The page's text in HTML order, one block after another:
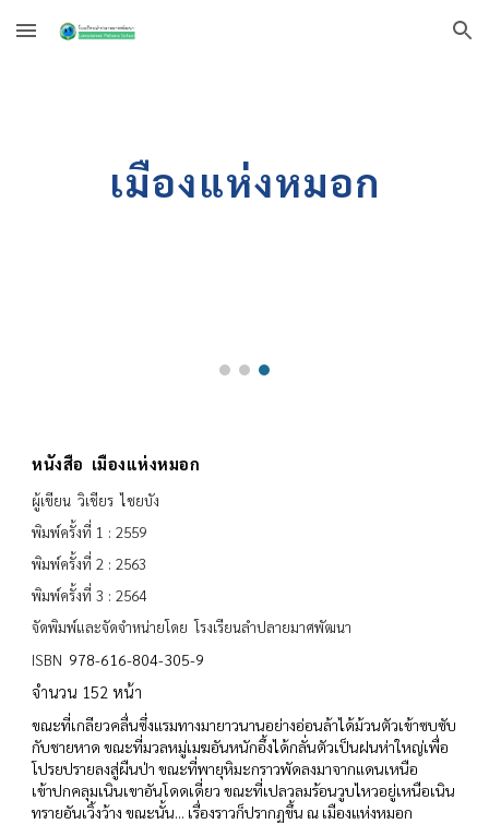
Skip to main content Skip to navigation
เมืองแห่งหมอก
หนังสือ เมืองแห่งหมอก
ผู้เขียน วิเชียร ไชยบัง
พิมพ์ครั้งที่ 1 : 2559
พิมพ์ครั้งที่ 2 : 2563
พิมพ์ครั้งที่ 3 : 2564
จัดพิมพ์และจัดจำหน่ายโดย โรงเรียนลำปลายมาศพัฒนา
ISBN 978-616-804-305-9
จำนวน 152 หน้า
ขณะที่เกลียวคลื่นซึ่งแรมทางมายาวนานอย่างอ่อนล้าได้ม้วนตัวเข้าซบซับ
กับชายหาด ขณะที่มวลหมู่เมฆอันหนักอึ้งได้กลั่นตัวเป็นฝนห่าใหญ่เพื่อ
โปรยปรายลงสู่ผืนป่า ขณะที่พายุหิมะกราวพัดลงมาจากแดนเหนือ
เข้าปกคลุมเนินเขาอันโดดเดี่ยว ขณะที่เปลวลมร้อนวูบไหวอยู่เหนือเนิน
ทรายอันเวิ้งว้าง ขณะนั้น... เรื่องราวก็ปรากฏขึ้น ณ เมืองแห่งหมอก